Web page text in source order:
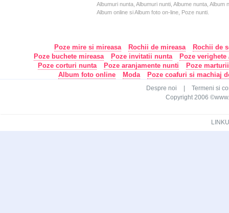
Albumuri nunta, Albumuri nunti, Albume nunta,
Album online si Album foto on-line, Poze nunti.
Poze mire si mireasa Rochii de mireasa
Rochii de
Poze buchete mireasa
Poze invitatii nunta
Poze
Poze corturi nunta
Poze aranjamente nunti
Poze
Album foto online
Moda Poze coafuri si machiaj
Despre noi
Termeni si
Copyright 2006